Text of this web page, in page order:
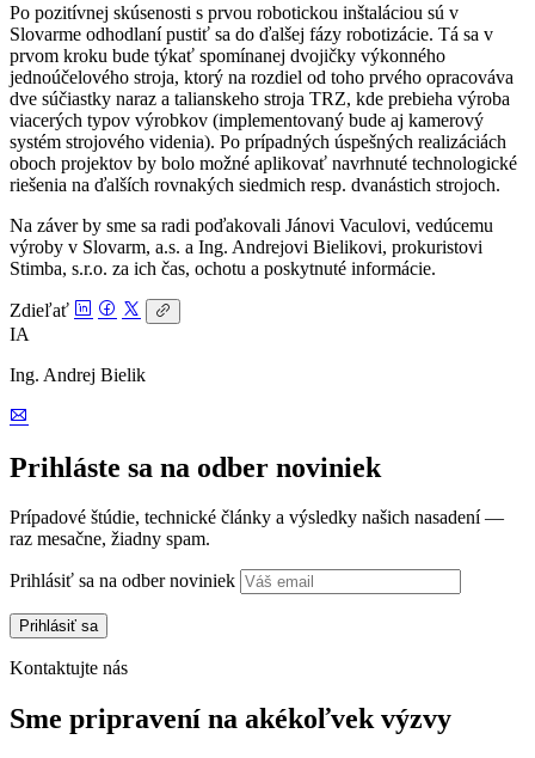
Po pozitívnej skúsenosti s prvou robotickou inštaláciou sú v
Slovarme odhodlaní pustiť sa do ďalšej fázy robotizácie. Tá sa v
prvom kroku bude týkať spomínanej dvojičky výkonného
jednoúčelového stroja, ktorý na rozdiel od toho prvého opracováva
dve súčiastky naraz a talianskeho stroja TRZ, kde prebieha výroba
viacerých typov výrobkov (implementovaný bude aj kamerový
systém strojového videnia). Po prípadných úspešných realizáciách
oboch projektov by bolo možné aplikovať navrhnuté technologické
riešenia na ďalších rovnakých siedmich resp. dvanástich strojoch.
Na záver by sme sa radi poďakovali Jánovi Vaculovi, vedúcemu
výroby v Slovarm, a.s. a Ing. Andrejovi Bielikovi, prokuristovi
Stimba, s.r.o. za ich čas, ochotu a poskytnuté informácie.
Zdieľať
IA
Ing. Andrej Bielik
Prihláste sa na odber noviniek
Prípadové štúdie, technické články a výsledky našich nasadení —
raz mesačne, žiadny spam.
Prihlásiť sa na odber noviniek
Kontaktujte nás
Sme pripravení na akékoľvek výzvy